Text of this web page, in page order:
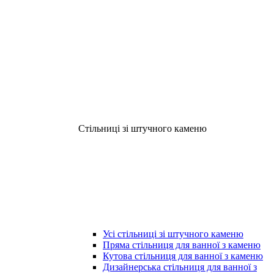
Стільниці зі штучного каменю
Усі стільниці зі штучного каменю
Пряма стільниця для ванної з каменю
Кутова стільниця для ванної з каменю
Дизайнерська стільниця для ванної з